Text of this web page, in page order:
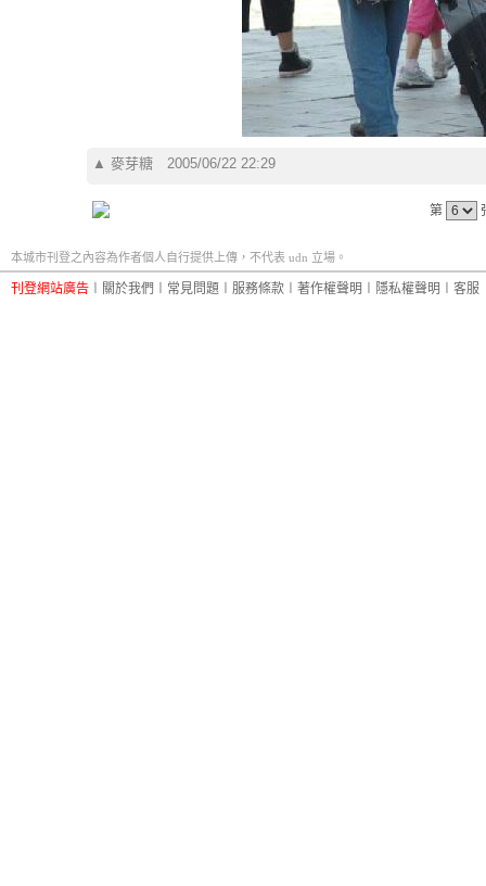
▲ 麥芽糖 2005/06/22 22:29
第
本城市刊登之內容為作者個人自行提供上傳，不代表 udn 立場。
刊登網站廣告 關於我們 常見問題 服務條款 著作權聲明 隱私權聲明 客服